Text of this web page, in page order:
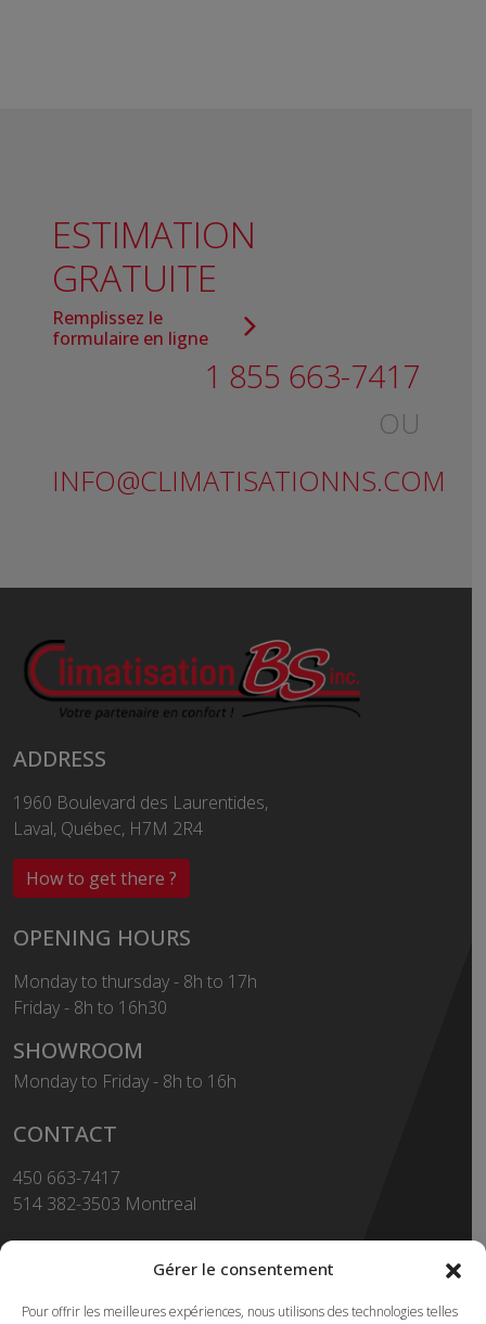
Gérer le consentement
Pour offrir les meilleures expériences, nous utilisons des technologies telles
ESTIMATION
GRATUITE
Remplissez le
formulaire en ligne
1 855 663-7417
OU
INFO@CLIMATISATIONNS.COM
ADDRESS
1960 Boulevard des Laurentides,
Laval, Québec, H7M 2R4
How to get there ?
OPENING HOURS
Monday to thursday - 8h to 17h
Friday - 8h to 16h30
SHOWROOM
Monday to Friday - 8h to 16h
CONTACT
450 663-7417
514 382-3503 Montreal
Toll Free